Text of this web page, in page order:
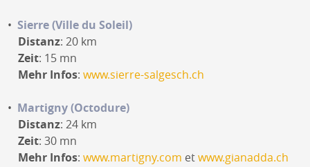
Sierre (Ville du Soleil)
Distanz: 20 km
Zeit: 15 mn
Mehr Infos: www.sierre-salgesch.ch
Martigny (Octodure)
Distanz: 24 km
Zeit: 30 mn
Mehr Infos: www.martigny.com etwww.gianadda.ch